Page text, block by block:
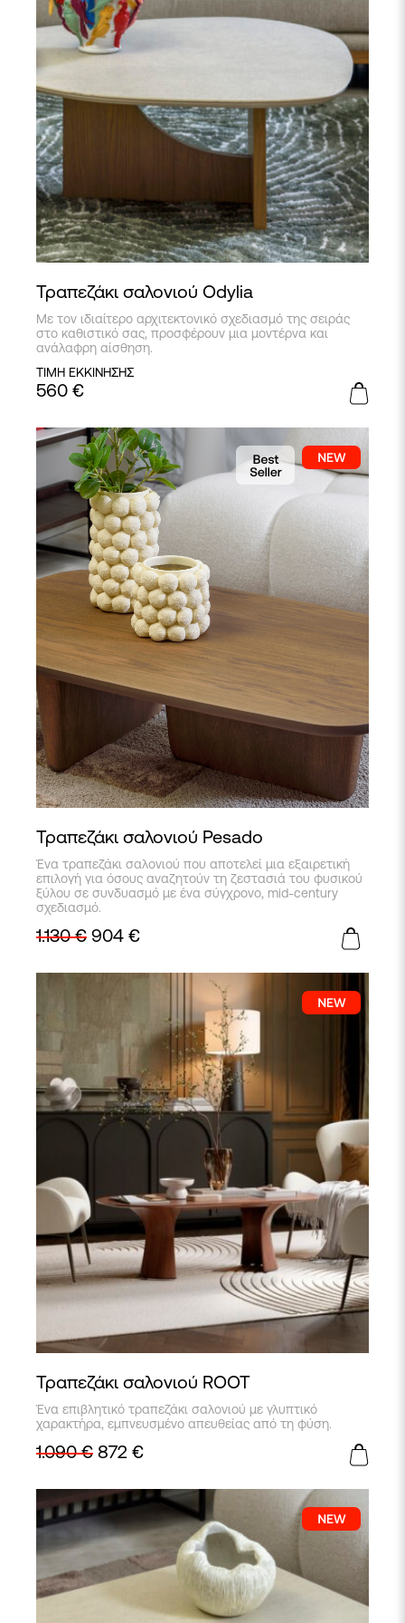
Τραπεζάκι σαλονιού Odylia
Με τον ιδιαίτερο αρχιτεκτονικό σχεδιασμό της σειράς
στο καθιστικό σας, προσφέρουν μια μοντέρνα και
ανάλαφρη αίσθηση.
ΤΙΜΗ ΕΚΚΙΝΗΣΗΣ
560 €
Τραπεζάκι σαλονιού Pesado
Ένα τραπεζάκι σαλονιού που αποτελεί μια εξαιρετική
επιλογή για όσους αναζητούν τη ζεστασιά του φυσικού
ξύλου σε συνδυασμό με ένα σύγχρονο, mid-century
σχεδιασμό.
1.130€ 904 €
Τραπεζάκι σαλονιού ROOT
Ένα επιβλητικό τραπεζάκι σαλονιού με γλυπτικό
χαρακτήρα, εμπνευσμένο απευθείας από τη φύση.
1.090€ 872 €
το
προϊόν
Οι
επιλογές
μπορούν
να
επιλεγούν
στη
σελίδα
του